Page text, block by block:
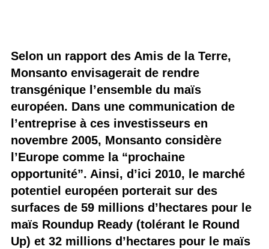
Selon un rapport des Amis de la Terre,
Monsanto envisagerait de rendre
transgénique l’ensemble du maïs
européen. Dans une communication de
l’entreprise à ces investisseurs en
novembre 2005, Monsanto considère
l’Europe comme la “prochaine
opportunité”. Ainsi, d’ici 2010, le marché
potentiel européen porterait sur des
surfaces de 59 millions d’hectares pour le
maïs Roundup Ready (tolérant le Round
Up) et 32 millions d’hectares pour le maïs